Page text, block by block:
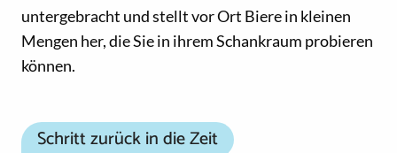
untergebracht und stellt vor Ort Biere in kleinen
Mengen her, die Sie in ihrem Schankraum probieren
können.
Schritt zurück in die Zeit